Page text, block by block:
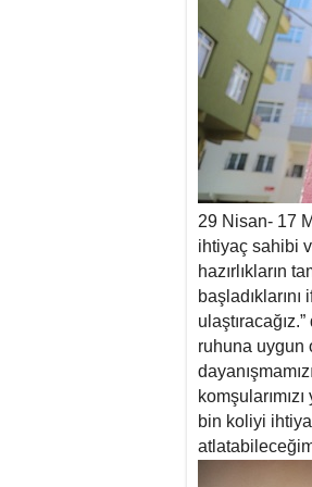
29 Nisan- 17
ihtiyaç sahibi
hazırlıkların
ruhuna uygun
bin koliyi